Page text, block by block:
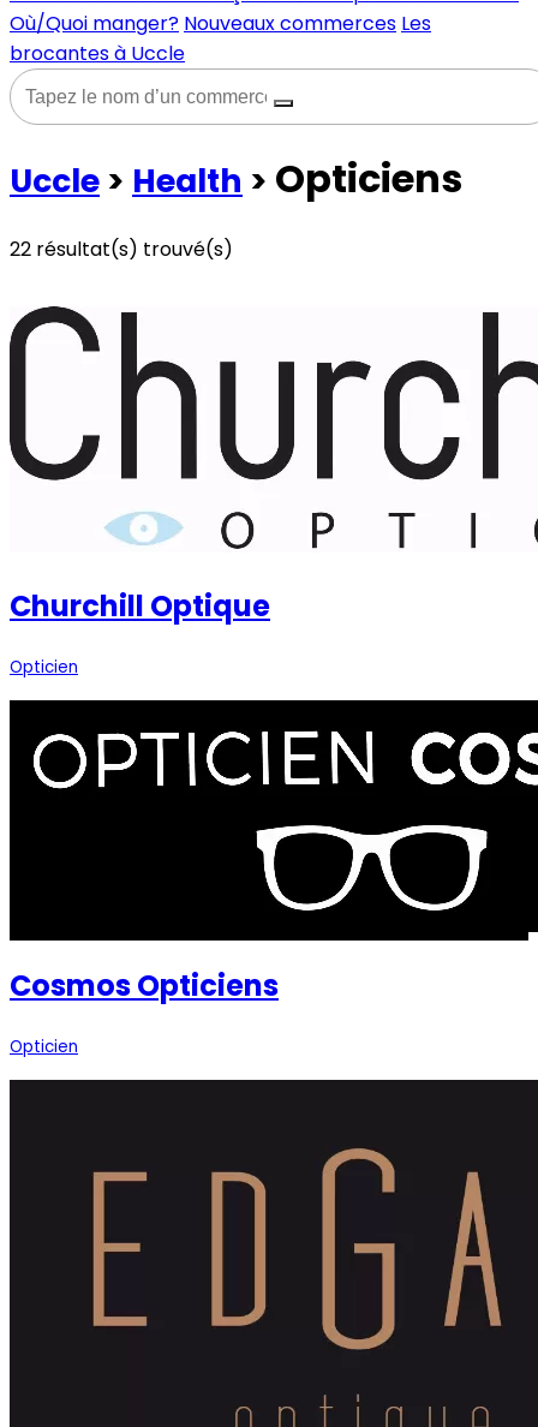
Où/Quoi manger? Nouveaux commerces Les
brocantes à Uccle
Uccle > Health > Opticiens
22 résultat(s) trouvé(s)
Churchill Optique
Opticien
Cosmos Opticiens
Opticien